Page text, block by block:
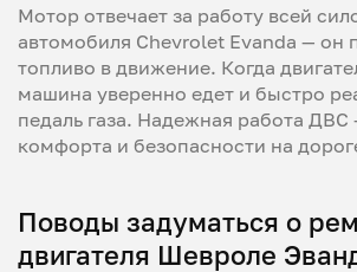
Мотор отвечает за работу всей
автомобиля Chevrolet Evanda — он
топливо в движение. Когда
машина уверенно едет и быстро
педаль газа. Надежная работа ДВС
комфорта и безопасности на
Поводы задуматься о
двигателя Шевроле